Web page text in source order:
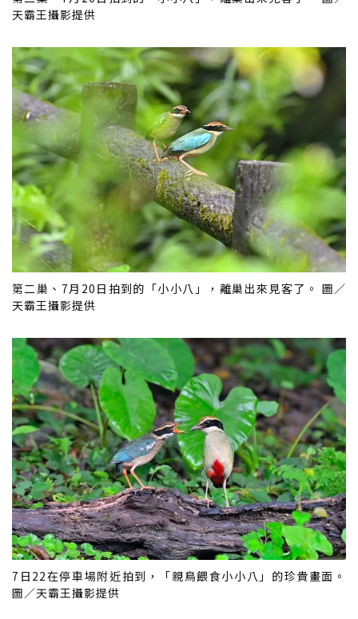
天霸王攝影提供
第二巢、7月20日拍到的「小小八」，離巢出來見客了。 圖／
天霸王攝影提供
7日22在停車場附近拍到，「親鳥餵食小小八」的珍貴畫面。
圖／天霸王攝影提供